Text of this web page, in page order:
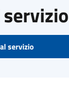
servizio